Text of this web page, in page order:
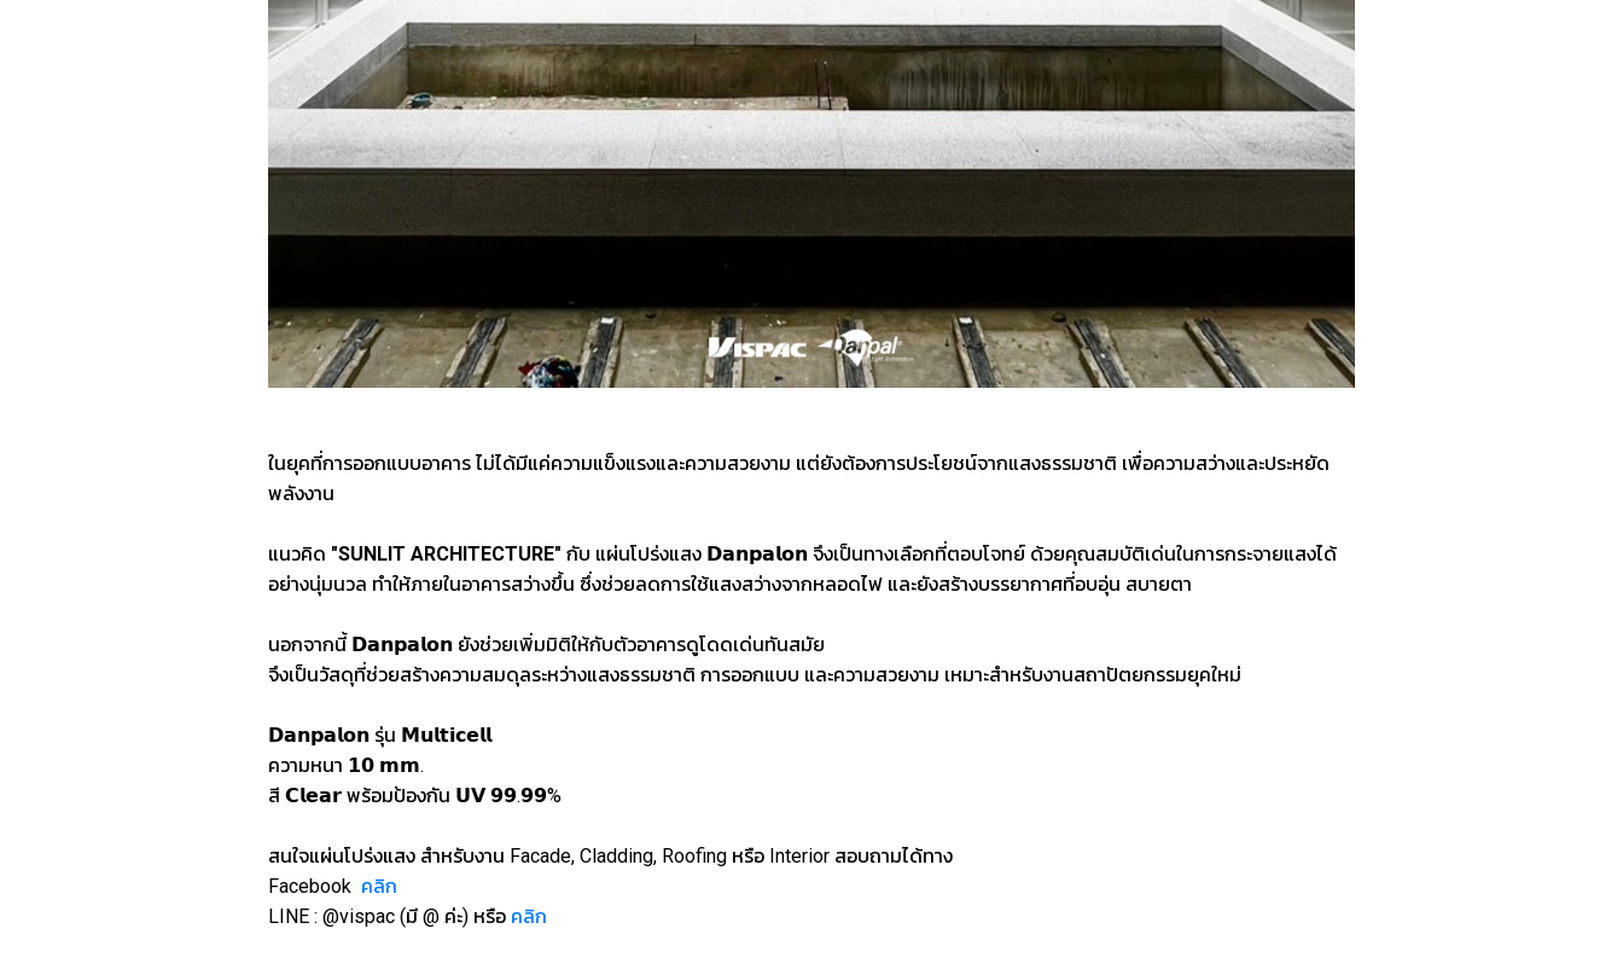
ในยุคที่การออกแบบอาคาร ไม่ได้มีแค่ความแข็งแรงและความสวยงาม แต่ยังต้องการประโยชน์จากแสงธรรมชาติ เพื่อความสว่างและประหยัด
พลังงาน
แนวคิด "SUNLIT ARCHITECTURE" กับ แผ่นโปร่งแสง 𝗗𝗮𝗻𝗽𝗮𝗹𝗼𝗻 จึงเป็นทางเลือกที่ตอบโจทย์ ด้วยคุณสมบัติเด่นในการกระจายแสงได้
อย่างนุ่มนวล ทำให้ภายในอาคารสว่างขึ้น ซึ่งช่วยลดการใช้แสงสว่างจากหลอดไฟ และยังสร้างบรรยากาศที่อบอุ่น สบายตา
นอกจากนี้ 𝗗𝗮𝗻𝗽𝗮𝗹𝗼𝗻 ยังช่วยเพิ่มมิติให้กับตัวอาคารดูโดดเด่นทันสมัย
จึงเป็นวัสดุที่ช่วยสร้างความสมดุลระหว่างแสงธรรมชาติ การออกแบบ และความสวยงาม เหมาะสำหรับงานสถาปัตยกรรมยุคใหม่
𝗗𝗮𝗻𝗽𝗮𝗹𝗼𝗻 รุ่น 𝗠𝘂𝗹𝘁𝗶𝗰𝗲𝗹𝗹
ความหนา 𝟭𝟬 𝗺𝗺.
สี 𝗖𝗹𝗲𝗮𝗿 พร้อมป้องกัน 𝗨𝗩 𝟵𝟵.𝟵𝟵%
สนใจแผ่นโปร่งแสง สำหรับงาน Facade, Cladding, Roofing หรือ Interior สอบถามได้ทาง
Facebook คลิก
LINE : @vispac (มี @ ค่ะ) หรือ คลิก